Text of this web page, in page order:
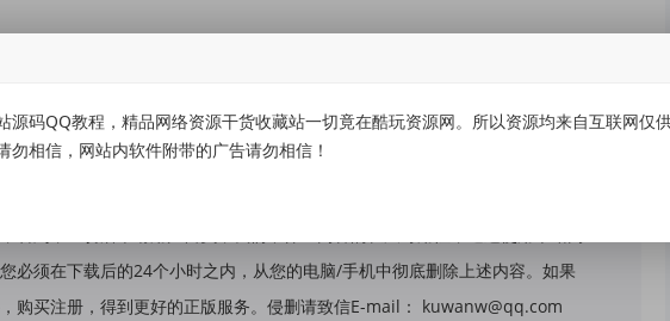
必须在下载后的24个小时之内，从您的电脑/手机中彻底删除上述内容。如果
购买注册，得到更好的正版服务。侵删请致信E-mail： kuwanw@qq.com
码QQ教程，精品网络资源干货收藏站一切竟在酷玩资源网。所以资源均来自互联网
相信，网站内软件附带的广告请勿相信！